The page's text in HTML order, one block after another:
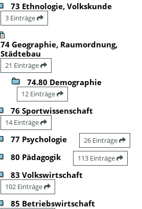
73 Ethnologie, Volkskunde
3 Einträge
74 Geographie, Raumordnung,
Städtebau
21 Einträge
74.80 Demographie
12 Einträge
76 Sportwissenschaft
14 Einträge
77 Psychologie 26 Einträge
80 Pädagogik 113 Einträge
83 Volkswirtschaft
102 Einträge
85 Betriebswirtschaft